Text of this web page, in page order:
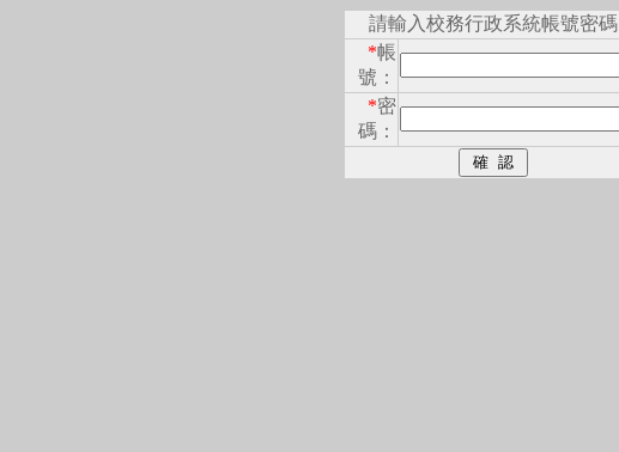
請輸入校務行政系統帳號密碼
*帳
號：
*密
碼：